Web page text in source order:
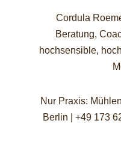
Cordula
Beratung,
hochsensible,
Nur Praxis:
Berlin | +49 173